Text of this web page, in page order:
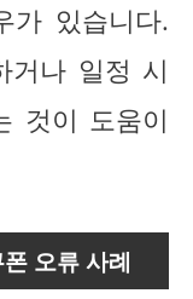
가 있습니다.
거나 일정 시
것이 도움이
오류 사례